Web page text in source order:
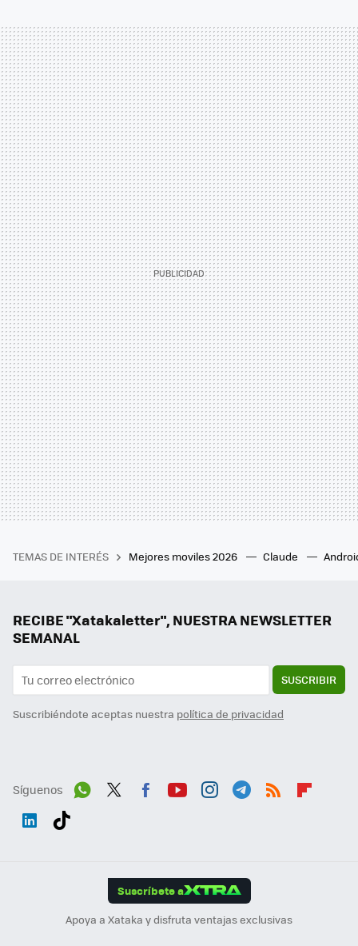
TEMAS DE INTERÉS Mejores moviles 2026 Claude
RECIBE "Xatakaletter", NUESTRA NEWSLETTER
SEMANAL
SUSCRIBIR
Suscribiéndote aceptas nuestra política de privacidad
Síguenos
Suscríbete a
Apoya a Xataka y disfruta ventajas exclusivas